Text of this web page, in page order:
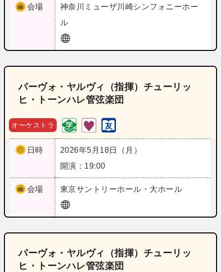
会場 神奈川 ミューザ川崎シンフォニーホー
ル
パーヴォ・ヤルヴィ（指揮）チューリッ
ヒ・トーンハレ管弦楽団
オーケストラ
日時
2026年5月18日（月）
開演：19:00
会場 東京サントリーホール・大ホール
パーヴォ・ヤルヴィ（指揮）チューリッ
ヒ・トーンハレ管弦楽団